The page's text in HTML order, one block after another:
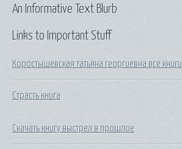
Links to Important Stuff
Коростышевская татьяна георгиевна все книги
Страсть книга
Скачать книгу выстрел в прошлое
An Informative Text Blurb